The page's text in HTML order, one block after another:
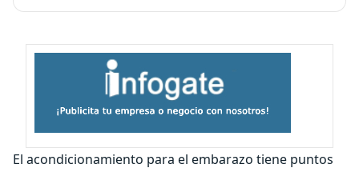
El acondicionamiento para el embarazo tiene puntos